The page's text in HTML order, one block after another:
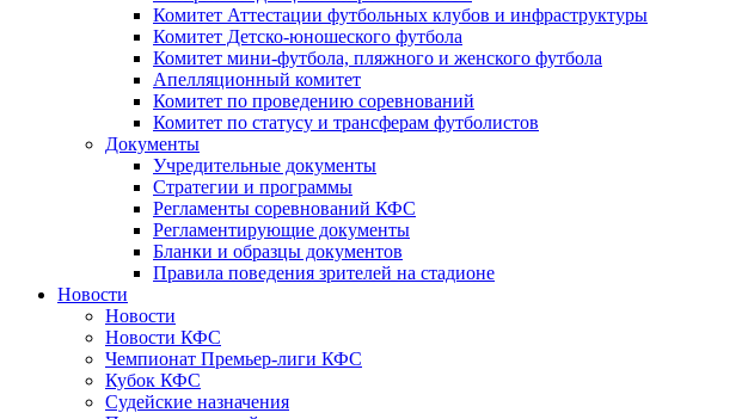
Комитет Аттестации футбольных клубов и инфраструктуры
Комитет Детско-юношеского футбола
Комитет мини-футбола, пляжного и женского футбола
Апелляционный комитет
Комитет по проведению соревнований
Комитет по статусу и трансферам футболистов
Документы
Учредительные документы
Стратегии и программы
Регламенты соревнований КФС
Регламентирующие документы
Бланки и образцы документов
Правила поведения зрителей на стадионе
Новости
Новости
Новости КФС
Чемпионат Премьер-лиги КФС
Кубок КФС
Судейские назначения